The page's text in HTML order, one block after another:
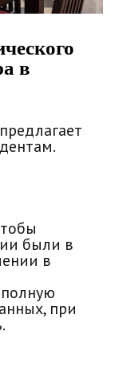
в
были в
в
при